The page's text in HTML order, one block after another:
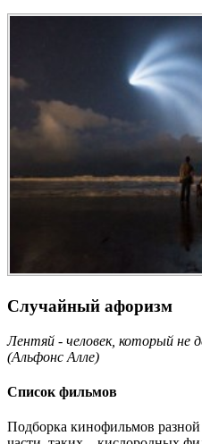
Случайный афоризм
Лентяй - человек, который не
(Альфонс Алле)
Список фильмов
Подборка кинофильмов